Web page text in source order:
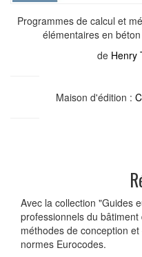
Programmes de calcul et
élémentaires en
de Henry
Maison d'édition :
Avec la collection "Guides
professionnels du
méthodes de conception
normes Eurocodes.